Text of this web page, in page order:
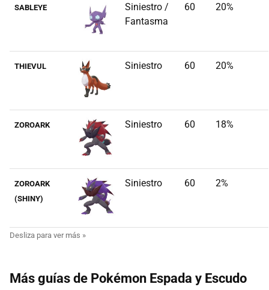
SABLEYE
Siniestro /
Fantasma
60 20%
THIEVUL Siniestro 60 20%
ZOROARK Siniestro 60 18%
ZOROARK
(SHINY)
Siniestro 60 2%
Más guías de Pokémon Espada y Escudo